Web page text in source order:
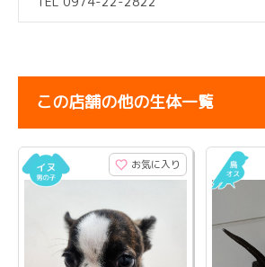
この店舗の他の生体一覧
お気に入り